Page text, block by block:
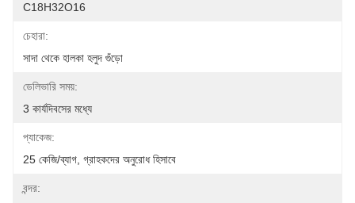
C18H32O16
চেহারা:
সাদা থেকে হালকা হলুদ গুঁড়ো
ডেলিভারি সময়:
3 কার্যদিবসের মধ্যে
প্যাকেজ:
25 কেজি/ব্যাগ, গ্রাহকদের অনুরোধ হিসাবে
বন্দর: